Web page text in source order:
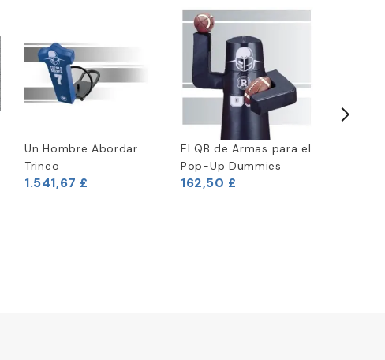
Un Hombre Abordar
Trineo
1.541,67 £
El QB de Armas para el
Pop-Up Dummies
162,50 £